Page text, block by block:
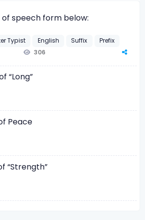
speech form below:
Typist English Suffix
Prefix
306
“Long”
Peace
“Strength”